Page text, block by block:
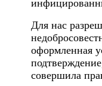
Для нас
оформленная
совершила